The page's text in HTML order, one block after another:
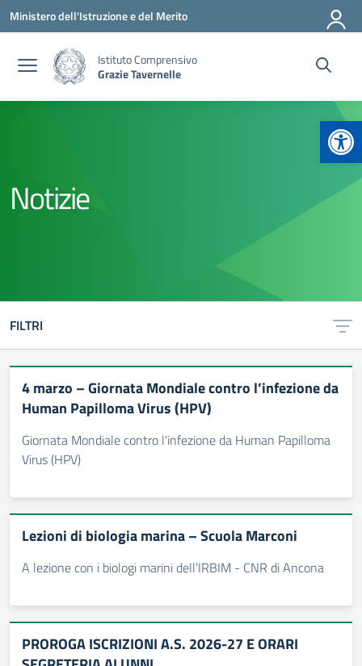
Vai ai contenuti
Vai al menu di navigazione
Vai al footer
Ministero dell'Istruzione e del Merito
Istituto Comprensivo
Grazie Tavernelle
Notizie
FILTRI
4 marzo – Giornata Mondiale contro l’infezione da
Human Papilloma Virus (HPV)
Giornata Mondiale contro l'infezione da Human Papilloma
Virus (HPV)
Lezioni di biologia marina – Scuola Marconi
A lezione con i biologi marini dell’IRBIM - CNR di Ancona
PROROGA ISCRIZIONI A.S. 2026-27 E ORARI